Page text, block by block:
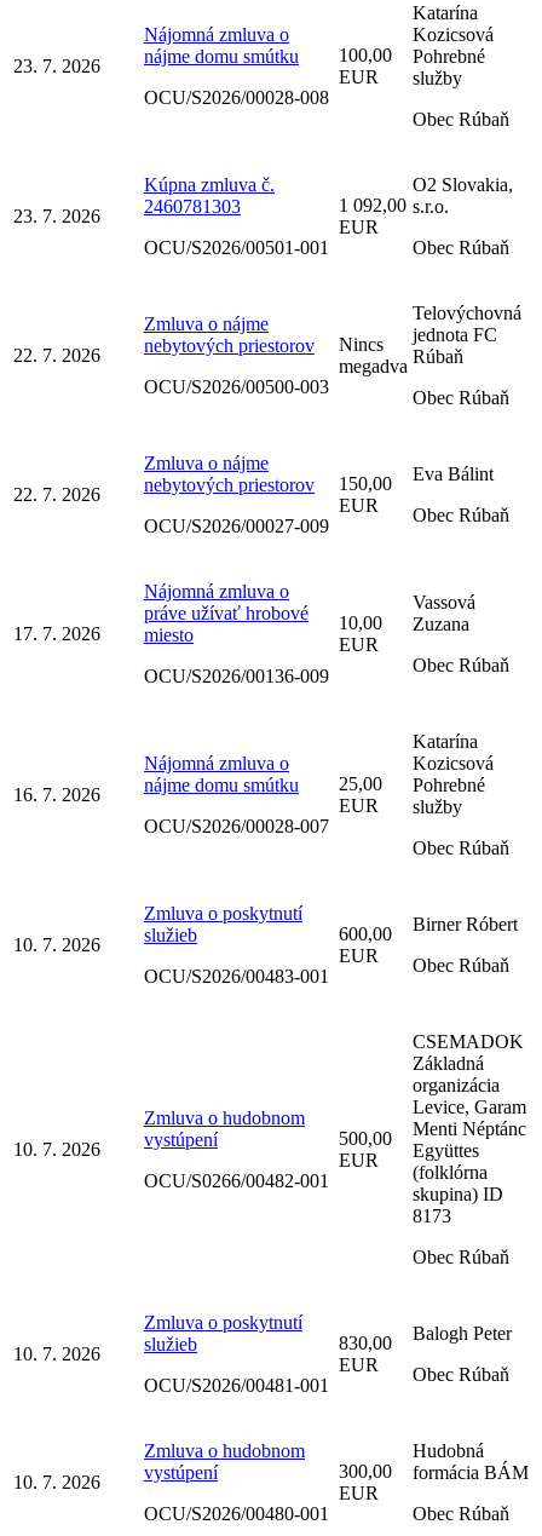
23. 7. 2026
Nájomná zmluva o
nájme domu smútku
OCU/S2026/00028-008
100,00
EUR
Katarína
Kozicsová
Pohrebné
služby
Obec Rúbaň
23. 7. 2026
Kúpna zmluva č.
2460781303
OCU/S2026/00501-001
1 092,00
EUR
O2 Slovakia,
s.r.o.
Obec Rúbaň
22. 7. 2026
Zmluva o nájme
nebytových priestorov
OCU/S2026/00500-003
Nincs
megadva
Telovýchovná
jednota FC
Rúbaň
Obec Rúbaň
22. 7. 2026
Zmluva o nájme
nebytových priestorov
OCU/S2026/00027-009
150,00
EUR
Eva Bálint
Obec Rúbaň
17. 7. 2026
Nájomná zmluva o
práve užívať hrobové
miesto
OCU/S2026/00136-009
10,00
EUR
Vassová
Zuzana
Obec Rúbaň
16. 7. 2026
Nájomná zmluva o
nájme domu smútku
OCU/S2026/00028-007
25,00
EUR
Katarína
Kozicsová
Pohrebné
služby
Obec Rúbaň
10. 7. 2026
Zmluva o poskytnutí
služieb
OCU/S2026/00483-001
600,00
EUR
Birner Róbert
Obec Rúbaň
10. 7. 2026
Zmluva o hudobnom
vystúpení
OCU/S0266/00482-001
500,00
EUR
CSEMADOK
Základná
organizácia
Levice, Garam
Menti Néptánc
Együttes
(folklórna
skupina) ID
8173
Obec Rúbaň
10. 7. 2026
Zmluva o poskytnutí
služieb
OCU/S2026/00481-001
830,00
EUR
Balogh Peter
Obec Rúbaň
10. 7. 2026
Zmluva o hudobnom
vystúpení
OCU/S2026/00480-001
300,00
EUR
Hudobná
formácia BÁM
Obec Rúbaň